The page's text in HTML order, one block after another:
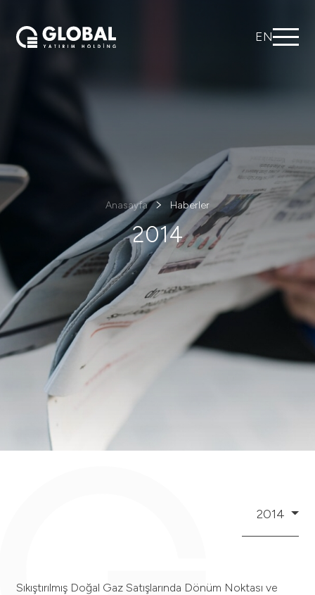
EN
Anasayfa Haberler
2014
2014
Sıkıştırılmış Doğal Gaz Satışlarında Dönüm Noktası ve